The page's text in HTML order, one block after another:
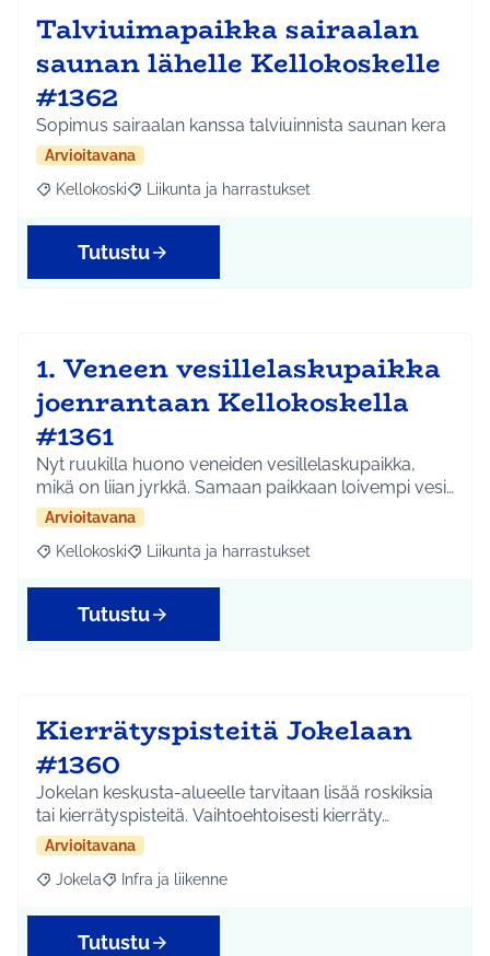
Talviuimapaikka sairaalan
saunan lähelle Kellokoskelle
#1362
Sopimus sairaalan kanssa talviuinnista saunan kera
Arvioitavana
Rajaa tulokset aihepiirin mukaan: Kellokoski
Kellokoski Rajaa tulokset teeman mukaan: Liikunta ja
Liikunta ja harrastukset
Tutustu
1. Veneen vesillelaskupaikka
joenrantaan Kellokoskella
#1361
Nyt ruukilla huono veneiden vesillelaskupaikka,
mikä on liian jyrkkä. Samaan paikkaan loivempi vesi…
Arvioitavana
Rajaa tulokset aihepiirin mukaan: Kellokoski
Kellokoski Rajaa tulokset teeman mukaan: Liikunta ja
Liikunta ja harrastukset
Tutustu
Kierrätyspisteitä Jokelaan
#1360
Jokelan keskusta-alueelle tarvitaan lisää roskiksia
tai kierrätyspisteitä. Vaihtoehtoisesti kierräty…
Arvioitavana
Rajaa tulokset aihepiirin mukaan: Jokela
Jokela Rajaa tulokset teeman mukaan: Infra ja liikenne
Infra ja liikenne
Tutustu